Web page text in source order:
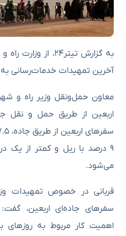
به گزارش تیتر۲۴،
آخرین تمهیدات خدمات‌رسانی به
معاون حمل‌ونقل وزیر راه و
۹ درصد با ریل و کمتر از یک
می‌شود.
قربانی در خصوص تمهیدات
سفرهای جاده‌ای اربعین،
اهمیت کار مربوط به